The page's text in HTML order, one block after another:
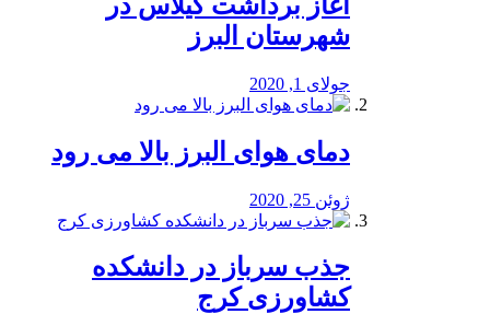
شهرستان البرز
جولای 1, 2020
دمای هوای البرز بالا می رود
ژوئن 25, 2020
جذب سرباز در دانشکده
کشاورزی کرج